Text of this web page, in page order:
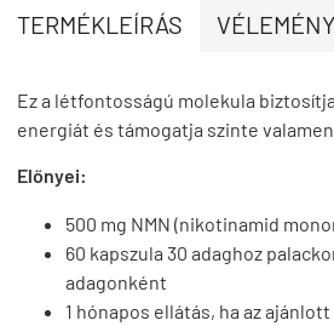
TERMÉKLEÍRÁS
Ez a létfontosságú molekula
energiát és támogatja szinte
Előnyei:
500 mg NMN (nikotinamid
60 kapszula 30 adaghoz
adagonként
1 hónapos ellátás, ha az